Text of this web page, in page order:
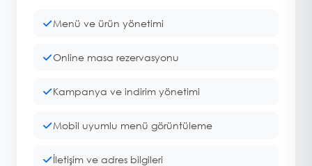
Menü ve ürün yönetimi
Online masa rezervasyonu
Kampanya ve indirim yönetimi
Mobil uyumlu menü görüntüleme
İletişim ve adres bilgileri